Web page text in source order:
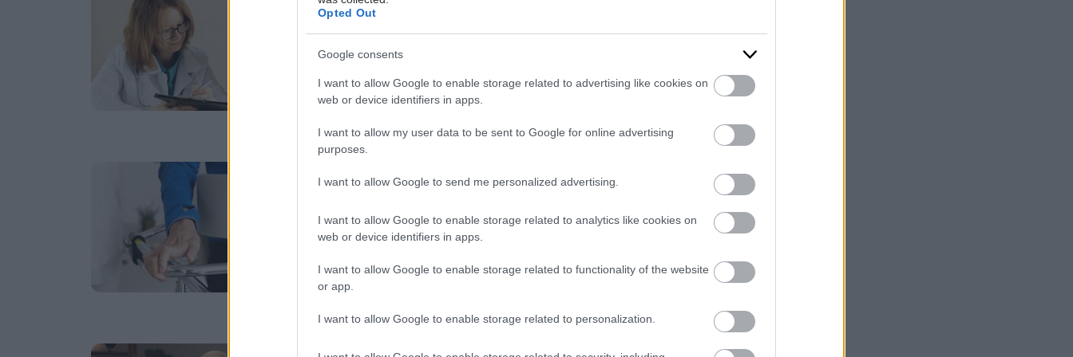
Opted Out
Google consents
I want to allow Google to enable storage related to advertising like cookies on
web or device identifiers in apps.
I want to allow my user data to be sent to Google for online advertising
purposes.
I want to allow Google to send me personalized advertising.
I want to allow Google to enable storage related to analytics like cookies on
web or device identifiers in apps.
I want to allow Google to enable storage related to functionality of the website
or app.
I want to allow Google to enable storage related to personalization.
Η εφηβεία στα κορίτσια και η σχέση με την
αυτοανοσία
Μπορεί η εφηβεία να πυροδοτήσει αυτοάνοσα νοσήματα;
Νέα έρευνα έδειξε ότι κύτταρα του ανοσοποιητικού
συστήματος επιτίθενται σε πρωτεΐνες του νευρικού
Τετάρτη, 10 Σεπτεμβρίου 2025, 18:00